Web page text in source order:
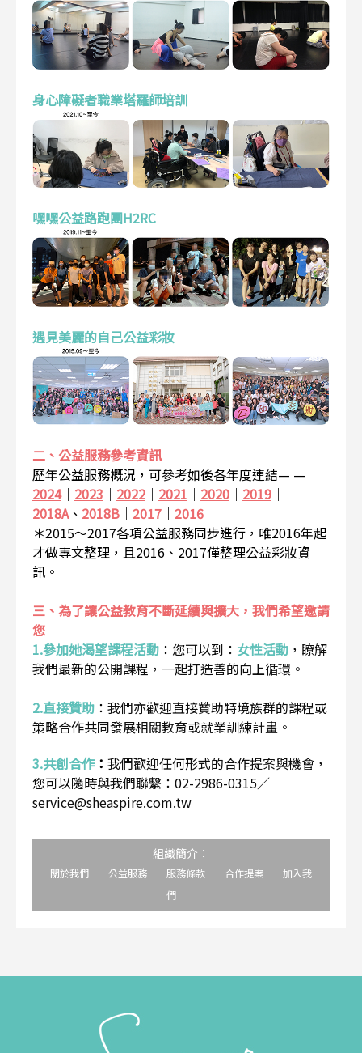
身心障礙者職業塔羅師培訓
嘿嘿公益路跑團H2RC
遇見美麗的自己公益彩妝
二、公益服務參考資訊
歷年公益服務概況，可參考如後各年度連結— —
2024｜ 2023 ｜ 2022 ｜ 2021 ｜ 2020 ｜ 2019 ｜
2018A、 2018B ｜ 2017 ｜ 2016
＊2015～2017各項公益服務同步進行，唯2016年起
才做專文整理，且2016、2017僅整理公益彩妝資
訊。
三、為了讓公益教育不斷延續與擴大，我們希望邀請
您
1.參加她渴望課程活動 ： 您可以到： 女性活動 ，瞭解
我們最新的公開課程，一起打造善的向上循環。
2.直接贊助 ： 我們亦歡迎直接贊助特境族群的課程或
策略合作共同發展相關教育或就業訓練計畫。
3.共創合作： 我們歡迎任何形式的合作提案與機會，
您可以隨時與我們聯繫：02-2986-0315／
service@sheaspire.com.tw
組織簡介：
關於我們 公益服務 服務條款 合作提案
加入我
們